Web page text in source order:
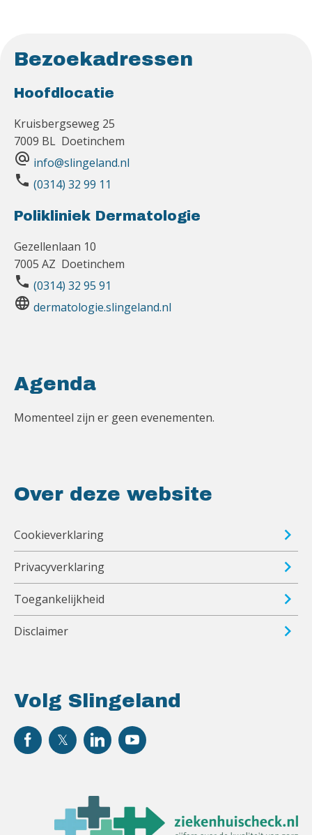
Bezoekadressen
Hoofdlocatie
Kruisbergseweg 25
7009 BL Doetinchem
alternate_email info@slingeland.nl
phone (0314) 32 99 11
Polikliniek Dermatologie
Gezellenlaan 10
7005 AZ Doetinchem
phone (0314) 32 95 91
language dermatologie.slingeland.nl
Volg Slingeland
Agenda
Momenteel zijn er geen evenementen.
Over deze website
Cookieverklaring
Privacyverklaring
Toegankelijkheid
Disclaimer